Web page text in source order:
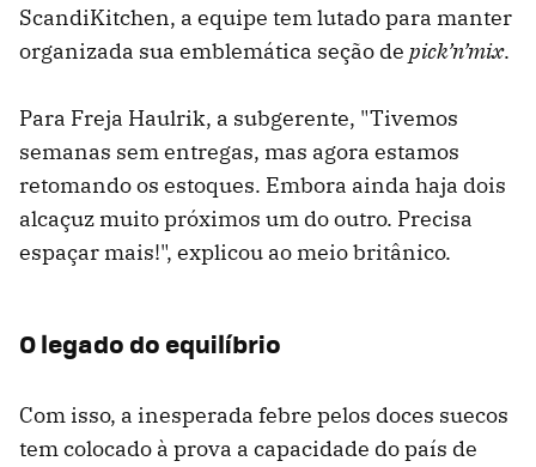
ScandiKitchen, a equipe tem lutado para manter
organizada sua emblemática seção de pick’n’mix.
Para Freja Haulrik, a subgerente, "Tivemos
semanas sem entregas, mas agora estamos
retomando os estoques. Embora ainda haja dois
alcaçuz muito próximos um do outro. Precisa
espaçar mais!", explicou ao meio britânico.
O legado do equilíbrio
Com isso, a inesperada febre pelos doces suecos
tem colocado à prova a capacidade do país de